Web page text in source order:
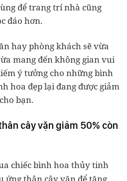
để trang trí nhà cũng
đáo hơn.
hay phòng khách sẽ vừa
mang đến không gian vui
ý tưởng cho những bình
hoa đẹp lại đang được giảm
bạn.
cây vặn giảm 50% còn
chiếc bình hoa thủy tinh